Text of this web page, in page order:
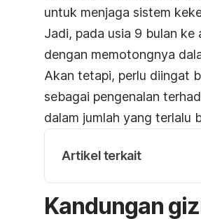
untuk menjaga sistem
Jadi, pada usia 9 bulan
dengan memotongnya
Akan tetapi, perlu diingat
sebagai pengenalan
dalam jumlah yang terlalu
Artikel terkait
Kandungan